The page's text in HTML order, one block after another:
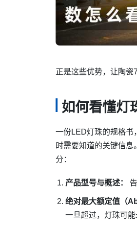
正是这些优势，让陶瓷
如何看懂灯
一份LED灯珠的规格书
时需要知道的关键信
分：
产品型号与概述：
绝对最大额定值（
一旦超过，灯珠可能